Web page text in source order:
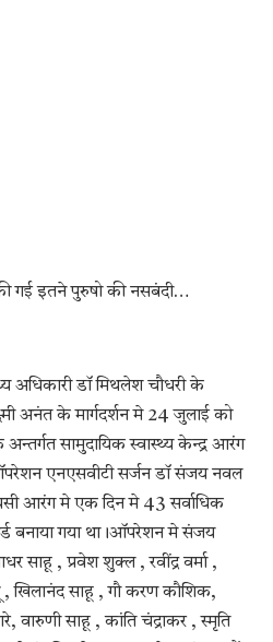
गई इतने पुरुषो की नसबंदी…
अधिकारी डॉ मिथलेश चौधरी के
अनंत के मार्गदर्शन मे 24 जुलाई को
सामुदायिक स्वास्थ्य केन्द्र आरंग
एनएसवीटी सर्जन डॉ संजय नवल
आरंग मे एक दिन मे 43 सर्वाधिक
बनाया गया था।ऑपरेशन मे संजय
साहू , प्रवेश शुक्ल , रवींद्र वर्मा ,
, खिलानंद साहू , गौ करण कौशिक,
साहू , कांति चंद्राकर , स्मृति